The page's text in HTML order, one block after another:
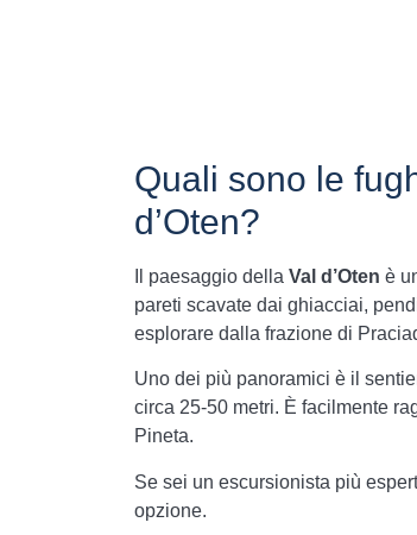
Quali sono le
d’Oten?
Il paesaggio della Val d’Oten è
pareti scavate dai ghiacciai,
esplorare dalla frazione di
Uno dei più panoramici è il
circa 25-50 metri. È facilmente
Pineta.
Se sei un escursionista più
opzione.